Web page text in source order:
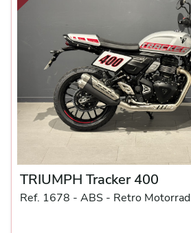
TRIUMPH Tracker 400
Ref. 1678 - ABS - Retro Motorrad